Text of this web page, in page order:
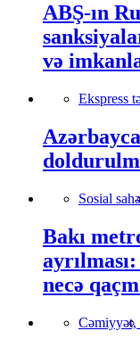
ABŞ-ın
və
Ekspress
Sosial
Bakı
necə
Cəmiyyət,